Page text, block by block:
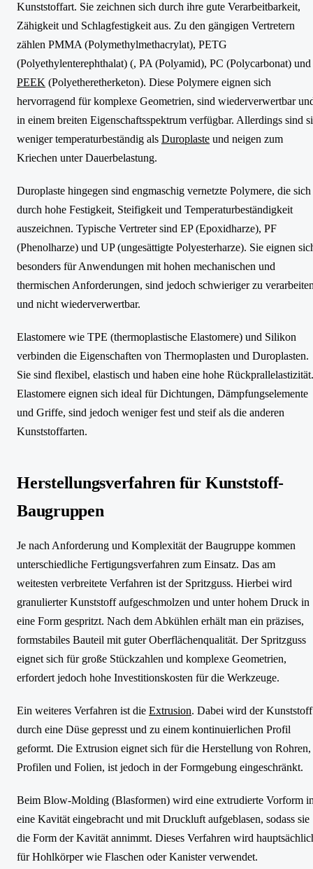
Kunststoffart. Sie zeichnen sich durch ihre gute Verarbeitbarkeit,
Zähigkeit und Schlagfestigkeit aus. Zu den gängigen Vertretern
zählen PMMA (Polymethylmethacrylat), PETG
(Polyethylenterephthalat) (, PA (Polyamid), PC (Polycarbonat) und
PEEK (Polyetheretherketon). Diese Polymere eignen sich
hervorragend für komplexe Geometrien, sind wiederverwertbar
in einem breiten Eigenschaftsspektrum verfügbar. Allerdings sind
weniger temperaturbeständig als Duroplaste und neigen zum
Kriechen unter Dauerbelastung.
Duroplaste hingegen sind engmaschig vernetzte Polymere, die sich
durch hohe Festigkeit, Steifigkeit und Temperaturbeständigkeit
auszeichnen. Typische Vertreter sind EP (Epoxidharze), PF
(Phenolharze) und UP (ungesättigte Polyesterharze). Sie eignen
besonders für Anwendungen mit hohen mechanischen und
thermischen Anforderungen, sind jedoch schwieriger zu
und nicht wiederverwertbar.
Elastomere wie TPE (thermoplastische Elastomere) und Silikon
verbinden die Eigenschaften von Thermoplasten und Duroplasten.
Sie sind flexibel, elastisch und haben eine hohe Rückprallelastizität.
Elastomere eignen sich ideal für Dichtungen, Dämpfungselemente
und Griffe, sind jedoch weniger fest und steif als die anderen
Kunststoffarten.
Herstellungsverfahren für Kunststoff-
Baugruppen
Je nach Anforderung und Komplexität der Baugruppe kommen
unterschiedliche Fertigungsverfahren zum Einsatz. Das am
weitesten verbreitete Verfahren ist der Spritzguss. Hierbei wird
granulierter Kunststoff aufgeschmolzen und unter hohem Druck in
eine Form gespritzt. Nach dem Abkühlen erhält man ein präzises,
formstabiles Bauteil mit guter Oberflächenqualität. Der Spritzguss
eignet sich für große Stückzahlen und komplexe Geometrien,
erfordert jedoch hohe Investitionskosten für die Werkzeuge.
Ein weiteres Verfahren ist die Extrusion. Dabei wird der Kunststoff
durch eine Düse gepresst und zu einem kontinuierlichen Profil
geformt. Die Extrusion eignet sich für die Herstellung von Rohren,
Profilen und Folien, ist jedoch in der Formgebung eingeschränkt.
Beim Blow-Molding (Blasformen) wird eine extrudierte Vorform
eine Kavität eingebracht und mit Druckluft aufgeblasen, sodass sie
die Form der Kavität annimmt. Dieses Verfahren wird
für Hohlkörper wie Flaschen oder Kanister verwendet.